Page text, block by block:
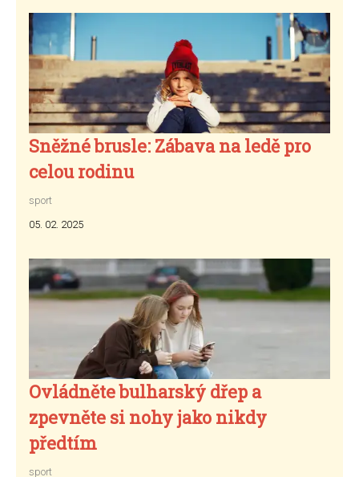
Sněžné brusle: Zábava na ledě pro
celou rodinu
sport
05. 02. 2025
Ovládněte bulharský dřep a
zpevněte si nohy jako nikdy
předtím
sport